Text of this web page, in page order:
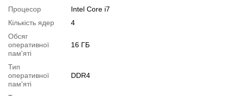
Процесор
Intel Core i7
Кількість ядер
4
Обсяг
оперативної
пам'яті
16 ГБ
Тип
оперативної
пам'яті
DDR4